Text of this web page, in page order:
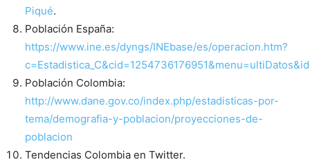
Piqué.
Población España:
https://www.ine.es/dyngs/INEbase/es/operacion.htm?
Población Colombia:
http://www.dane.gov.co/index.php/estadisticas-por-
tema/demografia-y-poblacion/proyecciones-de-
poblacion
Tendencias Colombia en Twitter.